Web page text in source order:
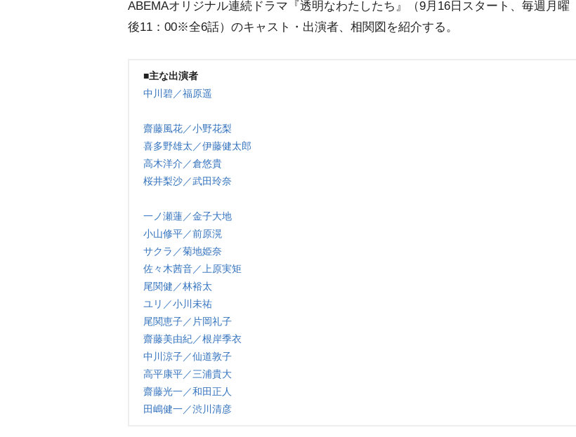
ABEMAオリジナル連続ドラマ『透明なわたしたち』（9月16日スタート、毎週月曜
後11：00※全6話）のキャスト・出演者、相関図を紹介する。
■主な出演者
中川碧／福原遥
齋藤風花／小野花梨
喜多野雄太／伊藤健太郎
高木洋介／倉悠貴
桜井梨沙／武田玲奈
一ノ瀬蓮／金子大地
小山修平／前原滉
サクラ／菊地姫奈
佐々木茜音／上原実矩
尾関健／林裕太
ユリ／小川未祐
尾関恵子／片岡礼子
齋藤美由紀／根岸季衣
中川涼子／仙道敦子
高平康平／三浦貴大
齋藤光一／和田正人
田嶋健一／渋川清彦